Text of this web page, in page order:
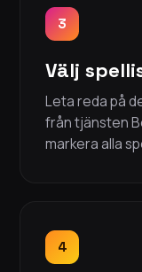
3
Välj
Leta reda på
från tjänsten
markera alla
4